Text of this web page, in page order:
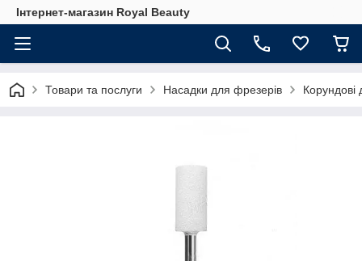
Інтернет-магазин Royal Beauty
Товари та послуги Насадки для фрезерів Корундові